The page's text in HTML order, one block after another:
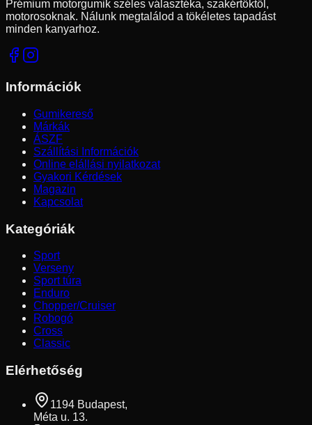
Prémium motorgumik széles választéka, szakértőktől,
motorosoknak. Nálunk megtalálod a tökéletes tapadást
minden kanyarhoz.
Információk
Gumikereső
Márkák
ÁSZF
Szállítási Információk
Online elállási nyilatkozat
Gyakori Kérdések
Magazin
Kapcsolat
Kategóriák
Sport
Verseny
Sport túra
Enduro
Chopper/Cruiser
Robogó
Cross
Classic
Elérhetőség
1194 Budapest,
Méta u. 13.